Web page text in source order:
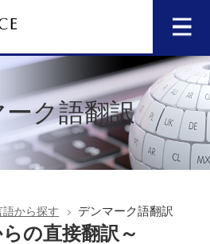
ク語翻訳
語から探す デンマーク語翻訳
の直接翻訳～